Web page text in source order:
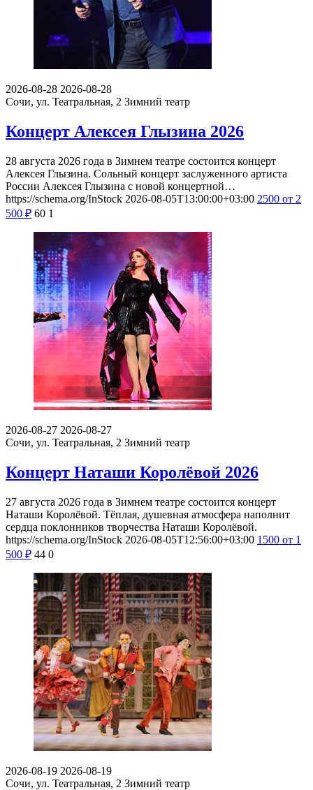
2026-08-28 2026-08-28
Сочи, ул. Театральная, 2 Зимний театр
Концерт Алексея Глызина 2026
28 августа 2026 года в Зимнем театре состоится концерт
Алексея Глызина. Сольный концерт заслуженного артиста
России Алексея Глызина с новой концертной…
https://schema.org/InStock 2026-08-05T13:00:00+03:00 2500 от 2
500 ₽ 60 1
2026-08-27 2026-08-27
Сочи, ул. Театральная, 2 Зимний театр
Концерт Наташи Королёвой 2026
27 августа 2026 года в Зимнем театре состоится концерт
Наташи Королёвой. Тёплая, душевная атмосфера наполнит
сердца поклонников творчества Наташи Королёвой.
https://schema.org/InStock 2026-08-05T12:56:00+03:00 1500 от 1
500 ₽ 44 0
2026-08-19 2026-08-19
Сочи, ул. Театральная, 2 Зимний театр